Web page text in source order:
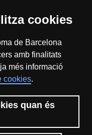
cookies
de Barcelona
amb finalitats
més informació
cookies.
quan és